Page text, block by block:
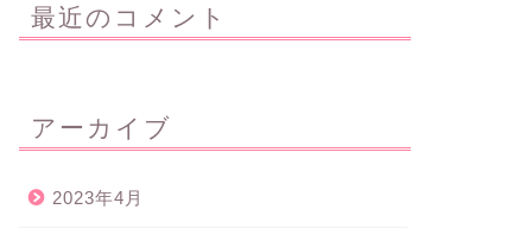
最近のコメント
アーカイブ
2023年4月